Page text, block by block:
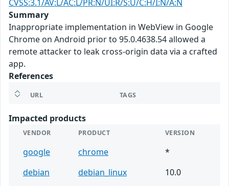
CVSS:3.1/AV:L/AC:L/PR:N/UI:R/S:U/C:H/I:N/A:N
Summary
Inappropriate implementation in WebView in Google
Chrome on Android prior to 95.0.4638.54 allowed a
remote attacker to leak cross-origin data via a crafted
app.
References
URL TAGS
Impacted products
VENDOR PRODUCT VERSION
google chrome
*
debian
debian_linux
10.0